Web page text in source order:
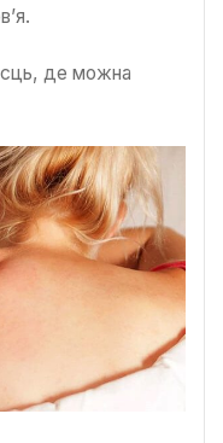
де можна